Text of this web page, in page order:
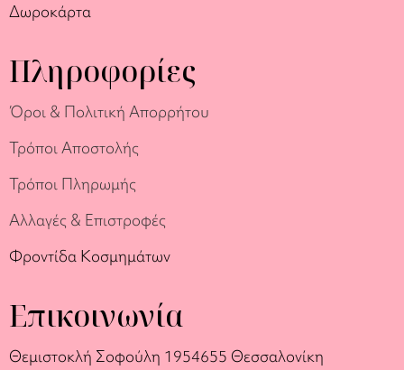
Δωροκάρτα
Πληροφορίες
Όροι & Πολιτική Απορρήτου
Τρόποι Αποστολής
Τρόποι Πληρωμής
Αλλαγές & Επιστροφές
Φροντίδα Κοσμημάτων
Επικοινωνία
Θεμιστοκλή Σοφούλη 1954655 Θεσσαλονίκη